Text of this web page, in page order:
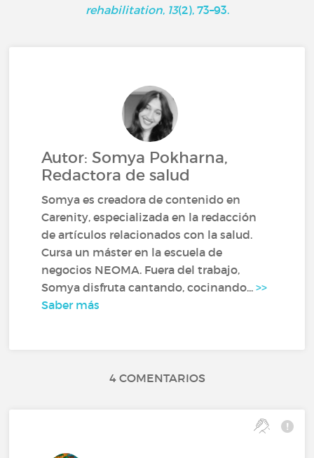
rehabilitation, 13(2), 73–93.
Autor: Somya Pokharna,
Redactora de salud
Somya es creadora de contenido en
Carenity, especializada en la redacción
de artículos relacionados con la salud.
Cursa un máster en la escuela de
negocios NEOMA. Fuera del trabajo,
Somya disfruta cantando, cocinando...>>
Saber más
4 COMENTARIOS